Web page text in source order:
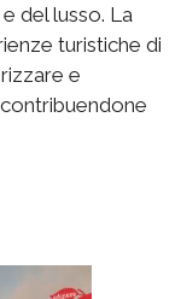
del lusso. La
turistiche di
e